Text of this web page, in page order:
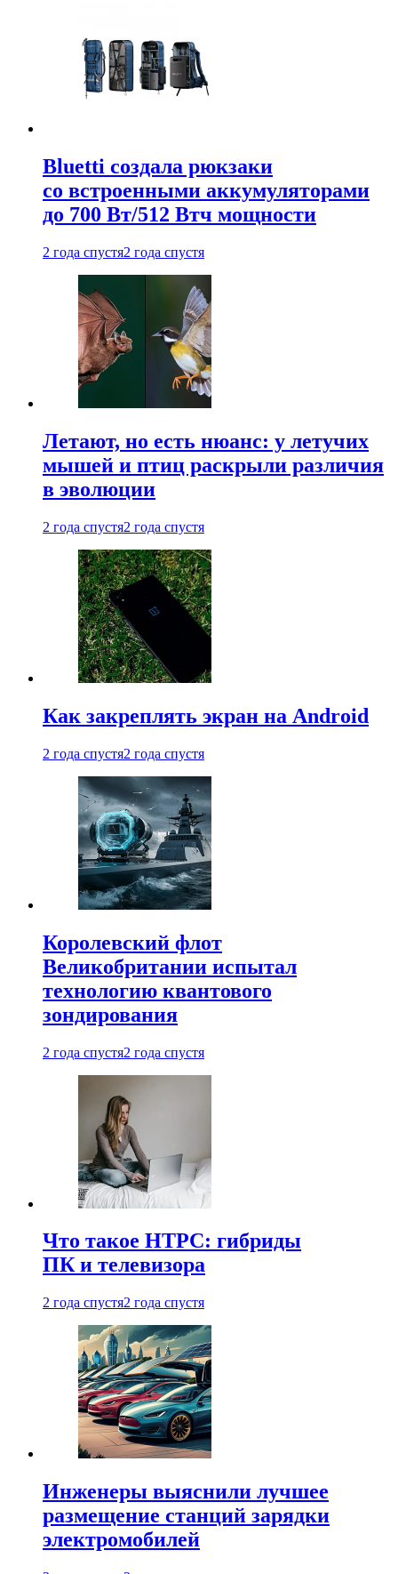
Bluetti создала рюкзаки
со встроенными аккумуляторами
до 700 Вт/512 Втч мощности
2 года спустя2 года спустя
Летают, но есть нюанс: у летучих
мышей и птиц раскрыли различия
в эволюции
2 года спустя2 года спустя
Как закреплять экран на Android
2 года спустя2 года спустя
Королевский флот
Великобритании испытал
технологию квантового
зондирования
2 года спустя2 года спустя
Что такое HTPC: гибриды
ПК и телевизора
2 года спустя2 года спустя
Инженеры выяснили лучшее
размещение станций зарядки
электромобилей